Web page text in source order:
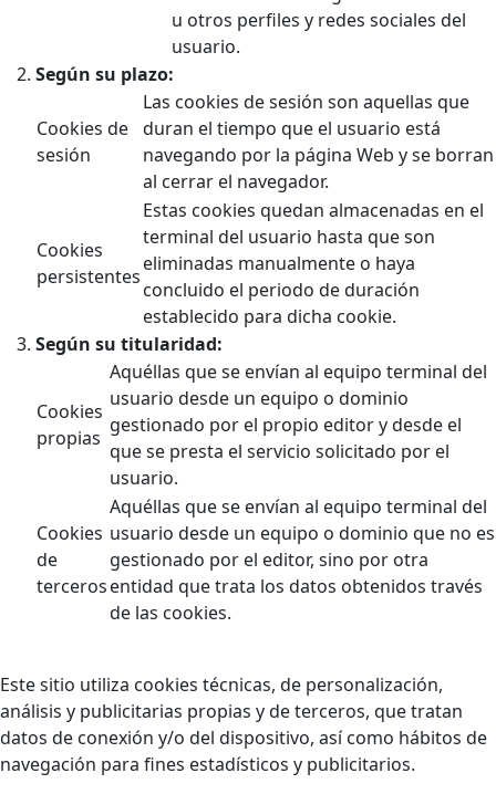
u otros perfiles y redes sociales del
usuario.
Según su plazo:
Cookies de
sesión
Las cookies de sesión son aquellas que
duran el tiempo que el usuario está
navegando por la página Web y se borran
al cerrar el navegador.
Cookies
persistentes
Estas cookies quedan almacenadas en el
terminal del usuario hasta que son
eliminadas manualmente o haya
concluido el periodo de duración
establecido para dicha cookie.
Según su titularidad:
Cookies
propias
Aquéllas que se envían al equipo terminal del
usuario desde un equipo o dominio
gestionado por el propio editor y desde el
que se presta el servicio solicitado por el
usuario.
Cookies
de
terceros
Aquéllas que se envían al equipo terminal del
usuario desde un equipo o dominio que no es
gestionado por el editor, sino por otra
entidad que trata los datos obtenidos través
de las cookies.
Este sitio utiliza cookies técnicas, de personalización,
análisis y publicitarias propias y de terceros, que tratan
datos de conexión y/o del dispositivo, así como hábitos de
navegación para fines estadísticos y publicitarios.